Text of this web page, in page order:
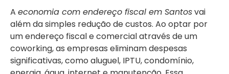
A economia com endereço fiscal em Santosvai
além da simples redução de custos. Ao optar por
um endereço fiscal e comercial através de um
coworking, as empresas eliminam despesas
significativas, como aluguel, IPTU, condomínio,